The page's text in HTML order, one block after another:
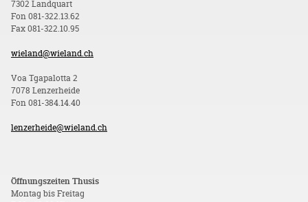
7302 Landquart
Fon 081-322.13.62
Fax 081-322.10.95
wieland@wieland.ch
Voa Tgapalotta 2
7078 Lenzerheide
Fon 081-384.14.40
lenzerheide@wieland.ch
Öffnungszeiten Thusis
Montag bis Freitag